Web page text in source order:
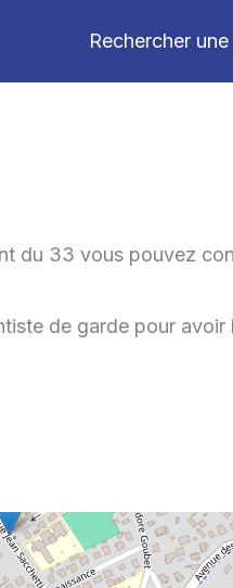
Rechercher
du 33 vous pouvez
de garde pour avoir